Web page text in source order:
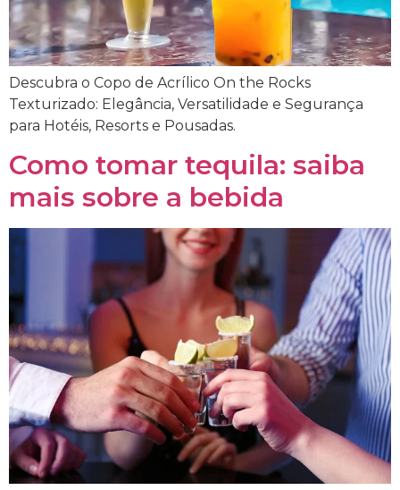
Descubra o Copo de Acrílico On the Rocks
Texturizado: Elegância, Versatilidade e Segurança
para Hotéis, Resorts e Pousadas.
Como tomar tequila: saiba
mais sobre a bebida